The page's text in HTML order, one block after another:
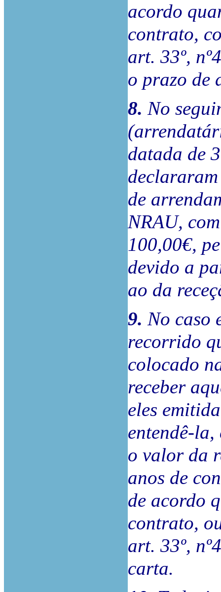
acordo
contrato,
art. 33º,
o prazo de
8. No
datada de
de
NRAU,
100,00€,
devido a
ao da
9. No caso
recorrido
colocado
receber
eles
entendê-
o valor da
anos de
de acordo
contrato,
art. 33º,
carta.